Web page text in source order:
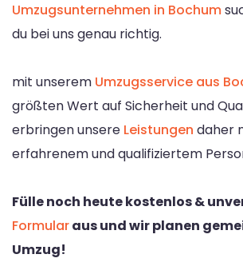
Umzugsunternehmen in Bochum
du bei uns genau richtig.
mit unserem Umzugsservice aus
größten Wert auf Sicherheit und
erbringen unsere Leistungen daher
erfahrenem und qualifiziertem
Fülle noch heute kostenlos &
Formularaus und wir planen
Umzug!